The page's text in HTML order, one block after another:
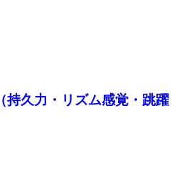
（持久力・リズム感覚・跳躍